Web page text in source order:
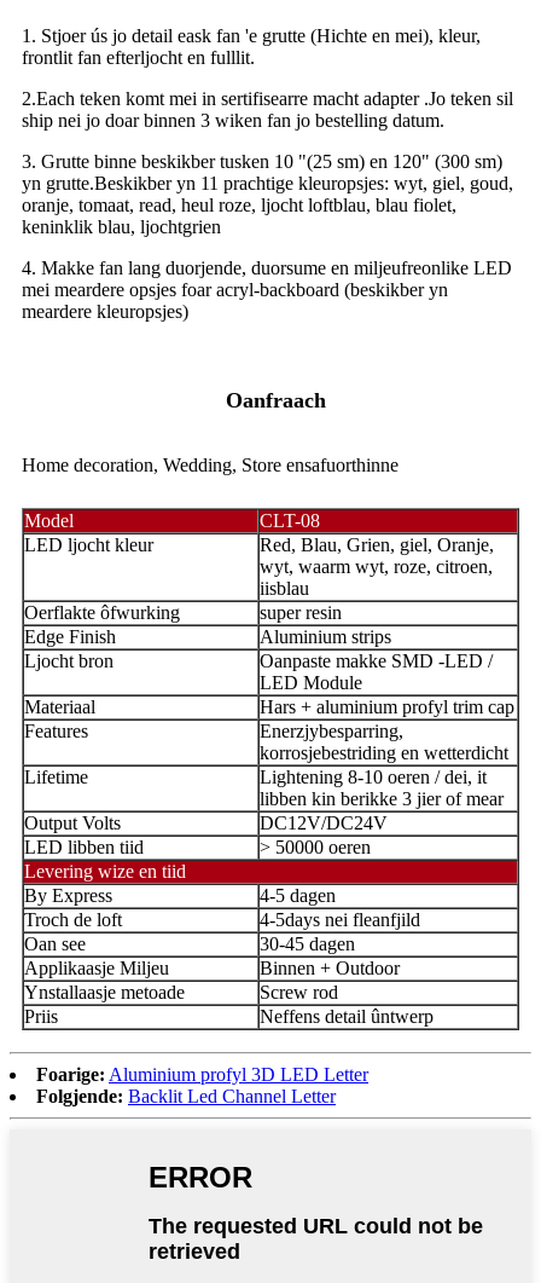
1. Stjoer ús jo detail eask fan 'e grutte (Hichte en mei), kleur,
frontlit fan efterljocht en fulllit.
2.Each teken komt mei in sertifisearre macht adapter .Jo teken sil
ship nei jo doar binnen 3 wiken fan jo bestelling datum.
3. Grutte binne beskikber tusken 10 "(25 sm) en 120" (300 sm)
yn grutte.Beskikber yn 11 prachtige kleuropsjes: wyt, giel, goud,
oranje, tomaat, read, heul roze, ljocht loftblau, blau fiolet,
keninklik blau, ljochtgrien
4. Makke fan lang duorjende, duorsume en miljeufreonlike LED
mei meardere opsjes foar acryl-backboard (beskikber yn
meardere kleuropsjes)
Oanfraach
Home decoration, Wedding, Store ensafuorthinne
Model
CLT-08
LED ljocht kleur
Red, Blau, Grien, giel, Oranje,
wyt, waarm wyt, roze, citroen,
iisblau
Oerflakte ôfwurking
super resin
Edge Finish
Aluminium strips
Ljocht bron
Oanpaste makke SMD -LED /
LED Module
Materiaal
Hars + aluminium profyl trim cap
Features
Enerzjybesparring,
korrosjebestriding en wetterdicht
Lifetime
Lightening 8-10 oeren / dei, it
libben kin berikke 3 jier of mear
Output Volts
DC12V/DC24V
LED libben tiid
> 50000 oeren
Levering wize en tiid
By Express
4-5 dagen
Troch de loft
4-5days nei fleanfjild
Oan see
30-45 dagen
Applikaasje Miljeu
Binnen + Outdoor
Ynstallaasje metoade
Screw rod
Priis
Neffens detail ûntwerp
Foarige: Aluminium profyl 3D LED Letter
Folgjende: Backlit Led Channel Letter